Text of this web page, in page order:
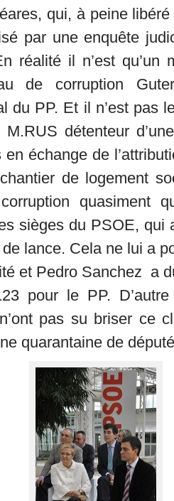
qui, à peine
par une enquête
réalité il n’est qu’un
de corruption
du PP. Et il n’est pas
détenteur
échange de
de logement
quasiment
sièges du PSOE, qui
lance. Cela ne lui a
et Pedro Sanchez a
pour le PP.
pas su briser ce
quarantaine de